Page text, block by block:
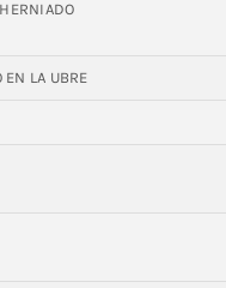
EN LA UBRE